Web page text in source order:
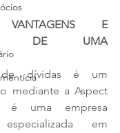
E
DE UMA
de dívidas é um
mediante a Aspect
é uma empresa
em